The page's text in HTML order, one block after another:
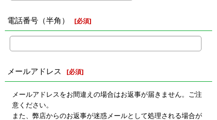
電話番号（半角） [必須]
メールアドレス [必須]
メールアドレスをお間違えの場合はお返事が届きません。ご注
意ください。
また、弊店からのお返事が迷惑メールとして処理される場合が